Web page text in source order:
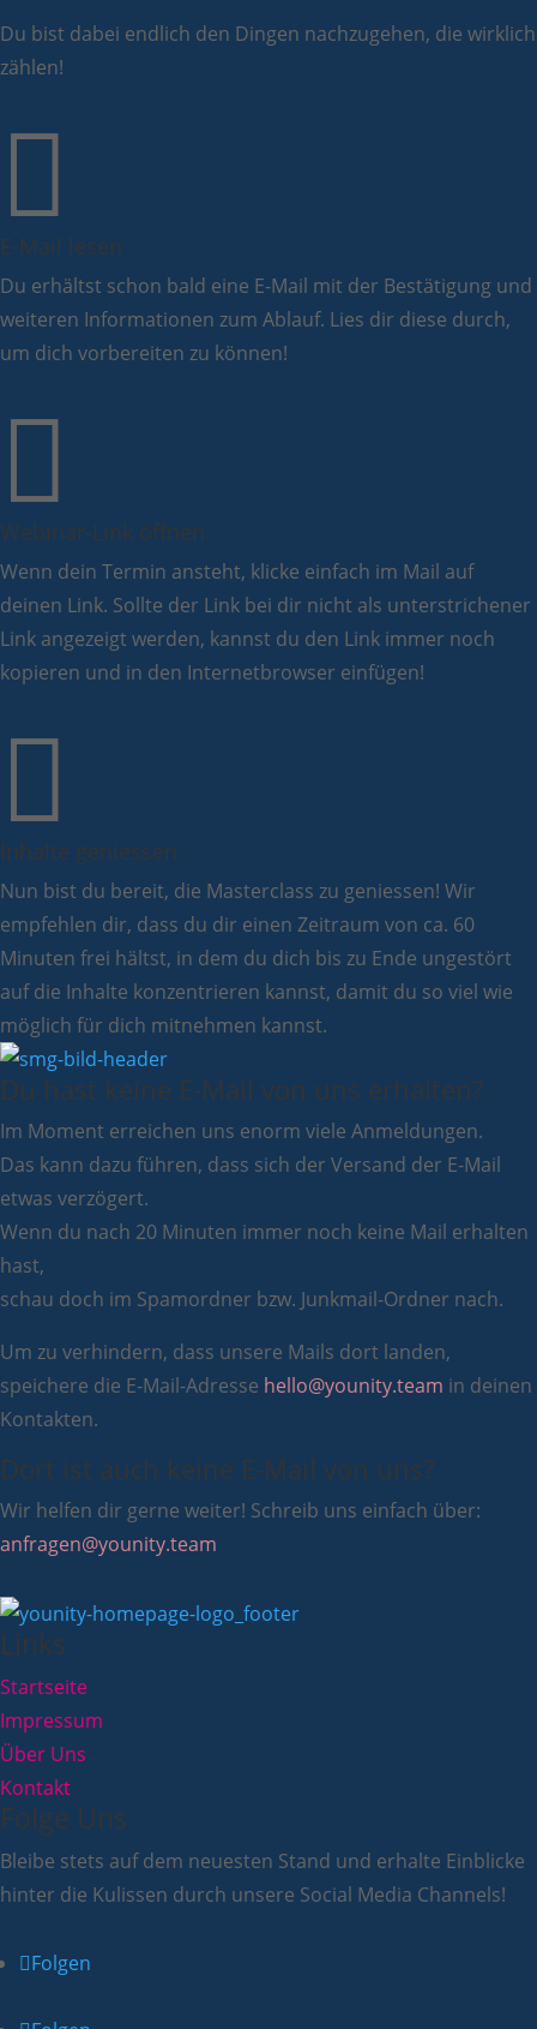
Du bist dabei endlich den Dingen nachzugehen, die wirklich
zählen!

E-Mail lesen
Du erhältst schon bald eine E-Mail mit der Bestätigung und
weiteren Informationen zum Ablauf. Lies dir diese durch,
um dich vorbereiten zu können!

Webinar-Link öffnen
Wenn dein Termin ansteht, klicke einfach im Mail auf
deinen Link. Sollte der Link bei dir nicht als unterstrichener
Link angezeigt werden, kannst du den Link immer noch
kopieren und in den Internetbrowser einfügen!

Inhalte geniessen
Nun bist du bereit, die Masterclass zu geniessen! Wir
empfehlen dir, dass du dir einen Zeitraum von ca. 60
Minuten frei hältst, in dem du dich bis zu Ende ungestört
auf die Inhalte konzentrieren kannst, damit du so viel wie
möglich für dich mitnehmen kannst.
Du hast keine E-Mail von uns erhalten?
Im Moment erreichen uns enorm viele Anmeldungen.
Das kann dazu führen, dass sich der Versand der E-Mail
etwas verzögert.
Wenn du nach 20 Minuten immer noch keine Mail erhalten
hast,
schau doch im Spamordner bzw. Junkmail-Ordner nach.
Um zu verhindern, dass unsere Mails dort landen,
speichere die E-Mail-Adresse hello@younity.team in deinen
Kontakten.
Dort ist auch keine E-Mail von uns?
Wir helfen dir gerne weiter! Schreib uns einfach über:
anfragen@younity.team
Links
Startseite
Impressum
Über Uns
Kontakt
Folge Uns
Bleibe stets auf dem neuesten Stand und erhalte Einblicke
hinter die Kulissen durch unsere Social Media Channels!
Folgen